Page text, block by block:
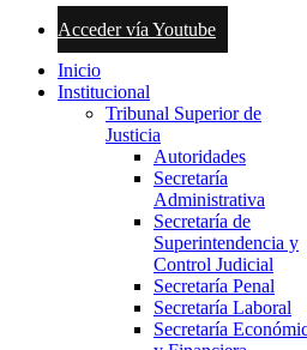
Acceder vía Youtube
Inicio
Institucional
Tribunal Superior de
Justicia
Autoridades
Secretaría
Administrativa
Secretaría de
Superintendencia y
Control Judicial
Secretaría Penal
Secretaría Laboral
Secretaría